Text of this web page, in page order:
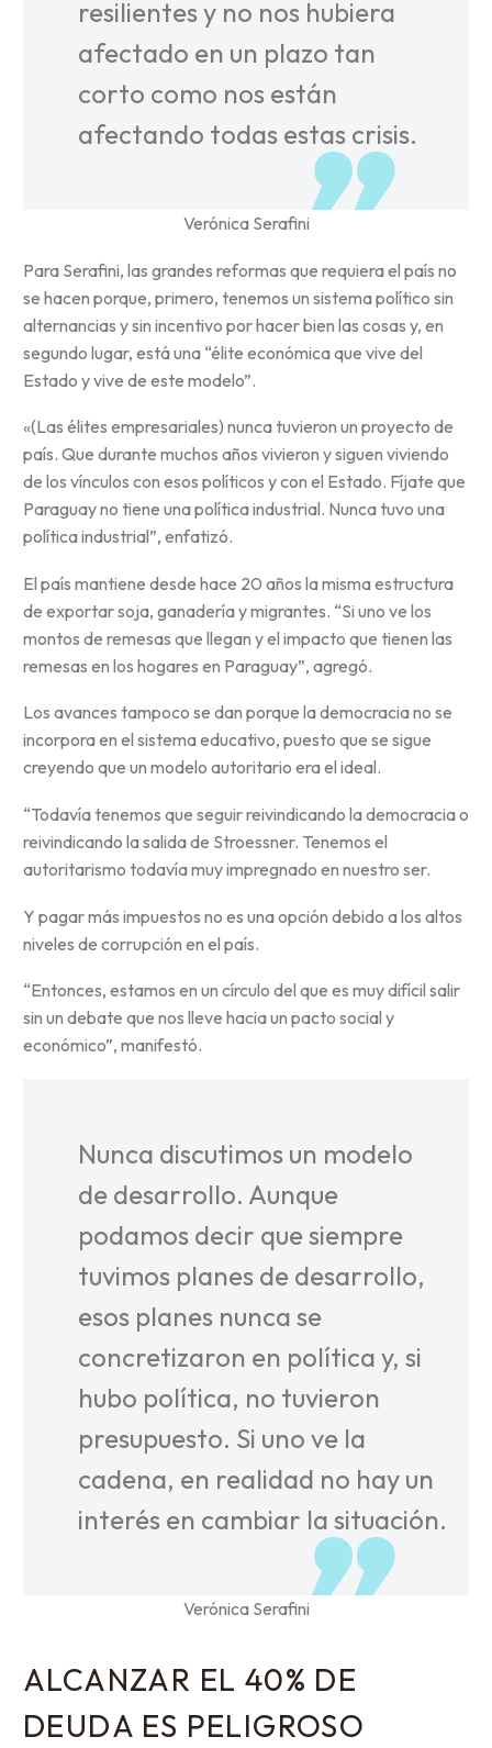
resilientes y no nos hubiera
afectado en un plazo tan
corto como nos están
afectando todas estas crisis.
Verónica Serafini
Para Serafini, las grandes reformas que requiera el país no
se hacen porque, primero, tenemos un sistema político sin
alternancias y sin incentivo por hacer bien las cosas y, en
segundo lugar, está una “élite económica que vive del
Estado y vive de este modelo”.
«(Las élites empresariales) nunca tuvieron un proyecto de
país. Que durante muchos años vivieron y siguen viviendo
de los vínculos con esos políticos y con el Estado. Fíjate que
Paraguay no tiene una política industrial. Nunca tuvo una
política industrial”, enfatizó.
El país mantiene desde hace 20 años la misma estructura
de exportar soja, ganadería y migrantes. “Si uno ve los
montos de remesas que llegan y el impacto que tienen las
remesas en los hogares en Paraguay”, agregó.
Los avances tampoco se dan porque la democracia no se
incorpora en el sistema educativo, puesto que se sigue
creyendo que un modelo autoritario era el ideal.
“Todavía tenemos que seguir reivindicando la democracia o
reivindicando la salida de Stroessner. Tenemos el
autoritarismo todavía muy impregnado en nuestro ser.
Y pagar más impuestos no es una opción debido a los altos
niveles de corrupción en el país.
“Entonces, estamos en un círculo del que es muy difícil salir
sin un debate que nos lleve hacia un pacto social y
económico”, manifestó.
Nunca discutimos un modelo
de desarrollo. Aunque
podamos decir que siempre
tuvimos planes de desarrollo,
esos planes nunca se
concretizaron en política y, si
hubo política, no tuvieron
presupuesto. Si uno ve la
cadena, en realidad no hay un
interés en cambiar la situación.
Verónica Serafini
ALCANZAR EL 40% DE
DEUDA ES PELIGROSO